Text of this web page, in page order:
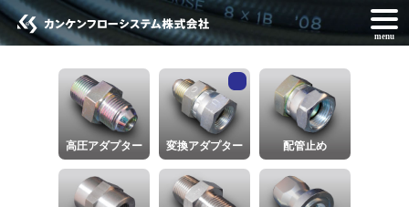
menu
高圧アダプター 変換アダプター 配管止め